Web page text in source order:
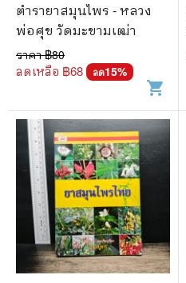
ตำรายาสมุนไพร - หลวง
พ่อศุข วัดมะขามเฒ่า
ราคา ฿80
ลดเหลือ ฿68 ลด15%
shopping_cart